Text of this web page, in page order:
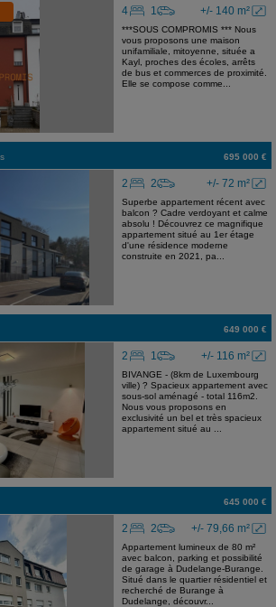
+/- 140 m²
4 1
***SOUS COMPROMIS *** Nous
vous proposons une maison
unifamiliale, mitoyenne, située a
Kayl, proches des écoles, arrêts
de bus et commerces de proximité.
Elle se compose comme...
695 000 €
+/- 72 m²
2 2
Superbe appartement récent avec
balcon ? Cadre verdoyant et calme
absolu ! Découvrez ce magnifique
appartement situé au 1er étage
d'une résidence moderne
construite en 2021, pa...
649 000 €
+/- 116 m²
2 1
BIVANGE - (8km de Luxembourg
ville) ? Spacieux appartement avec
sous-sol aménagé - total 116m2.
Nous vous proposons en
exclusivité un bel et très spacieux
appartement situé au ...
645 000 €
+/- 79,66 m²
2 2
Appartement lumineux de 80 m²
avec balcon, parking et possibilité
de garage à Dudelange-Burange.
Situé dans le quartier résidentiel et
recherché de Burange à
Dudelange, découvr...